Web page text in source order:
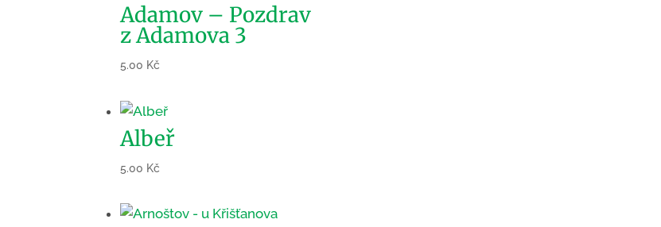
Adamov – Pozdrav
z Adamova 3
5.00 Kč
Albeř
5.00 Kč